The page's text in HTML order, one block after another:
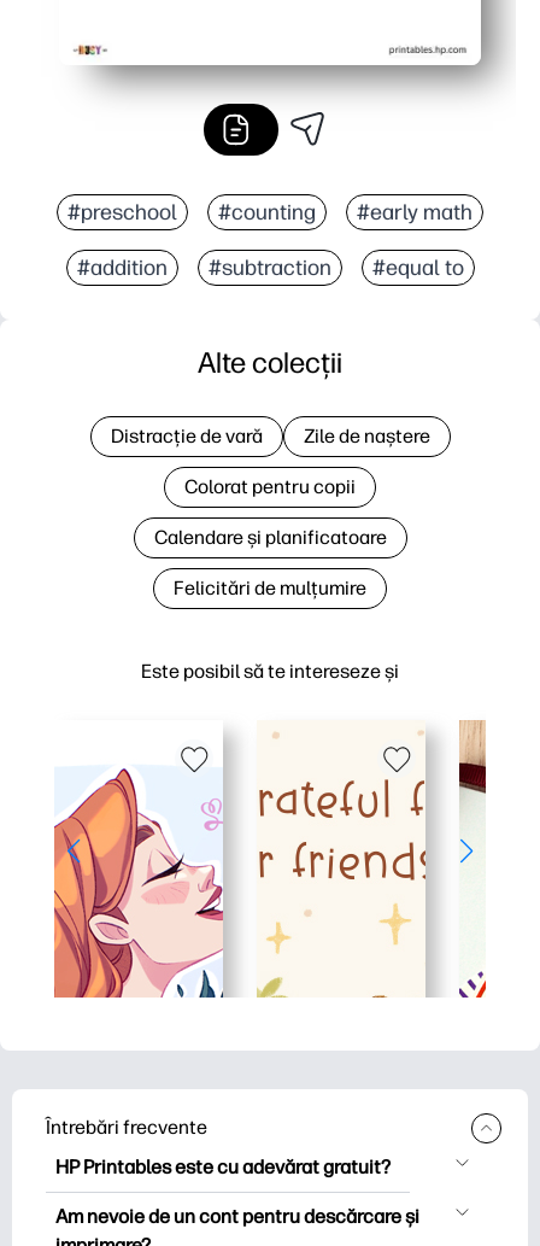
#preschool #counting #early math
#addition #subtraction #equal to
Este posibil să te intereseze și
Alte colecții
Distracție de vară Zile de naștere
Colorat pentru copii
Calendare și planificatoare
Felicitări de mulțumire
Întrebări frecvente
HP Printables este cu adevărat gratuit?
HP Printables oferă peste 2.500 de
imprimabile gratuite pentru descărcare
Am nevoie de un cont pentru descărcare și